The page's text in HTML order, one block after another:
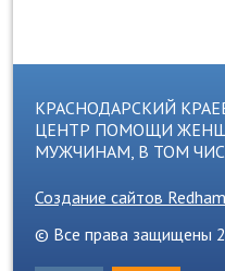
КРАСНОДАРСКИЙ
ЦЕНТР ПОМОЩИ
МУЖЧИНАМ, В ТОМ
Создание сайтов
© Все права защищены